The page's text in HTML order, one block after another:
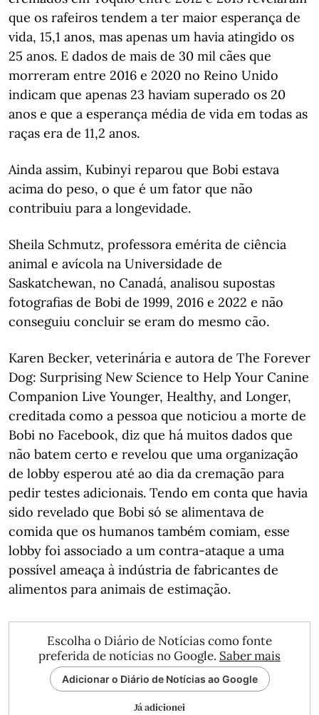
que os rafeiros tendem a ter maior esperança de
vida, 15,1 anos, mas apenas um havia atingido os
25 anos. E dados de mais de 30 mil cães que
morreram entre 2016 e 2020 no Reino Unido
indicam que apenas 23 haviam superado os 20
anos e que a esperança média de vida em todas as
raças era de 11,2 anos.
Ainda assim, Kubinyi reparou que Bobi estava
acima do peso, o que é um fator que não
contribuiu para a longevidade.
Sheila Schmutz, professora emérita de ciência
animal e avícola na Universidade de
Saskatchewan, no Canadá, analisou supostas
fotografias de Bobi de 1999, 2016 e 2022 e não
conseguiu concluir se eram do mesmo cão.
Karen Becker, veterinária e autora de The Forever
Dog: Surprising New Science to Help Your Canine
Companion Live Younger, Healthy, and Longer,
creditada como a pessoa que noticiou a morte de
Bobi no Facebook, diz que há muitos dados que
não batem certo e revelou que uma organização
de lobby esperou até ao dia da cremação para
pedir testes adicionais. Tendo em conta que havia
sido revelado que Bobi só se alimentava de
comida que os humanos também comiam, esse
lobby foi associado a um contra-ataque a uma
possível ameaça à indústria de fabricantes de
alimentos para animais de estimação.
Escolha o Diário de Notícias como fonte
preferida de notícias no Google. Saber mais
Adicionar o Diário de Notícias ao Google
Já adicionei